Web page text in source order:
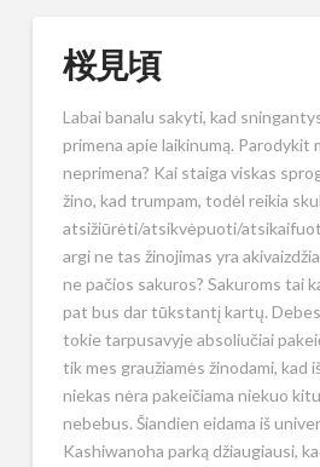
桜見頃
Labai banalu sakyti, kad
primena apie laikinumą. Parodykit
neprimena? Kai staiga viskas
žino, kad trumpam, todėl reikia
atsižiūrėti/atsikvėpuoti/
argi ne tas žinojimas yra
ne pačios sakuros? Sakuroms tai
pat bus dar tūkstantį kartų.
tokie tarpusavyje absoliučiai
tik mes graužiamės žinodami, kad
niekas nėra pakeičiama niekuo
nebebus. Šiandien eidama iš
Kashiwanoha parką džiaugiausi,